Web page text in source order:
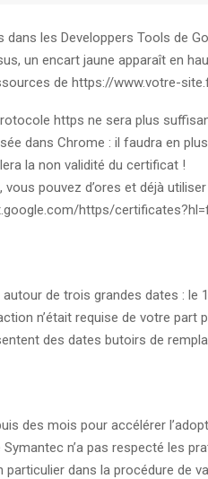
les Developpers Tools de
un encart jaune apparaît en
de https://www.votre-
https ne sera plus
dans Chrome : il faudra en
la non validité du certificat !
pouvez d’ores et déjà utiliser
https/
de trois grandes dates : le
n’était requise de votre part
des dates butoirs de
des mois pour accélérer
n’a pas respecté les
dans la procédure de